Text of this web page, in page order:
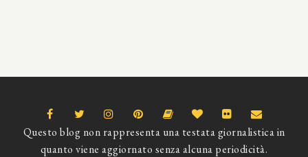
Questo blog non rappresenta una testata giornalistica in
quanto viene aggiornato senza alcuna periodicità.